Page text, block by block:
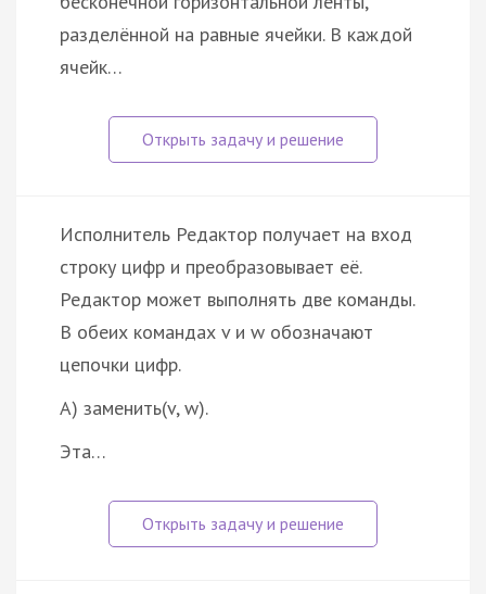
разделённой на равные ячейки. В каждой
ячейк…
Исполнитель Редактор получает на вход
строку цифр и преобразовывает её.
Редактор может выполнять две команды.
В обеих командах v и w обозначают
цепочки цифр.
A) заменить(v, w).
Эта…